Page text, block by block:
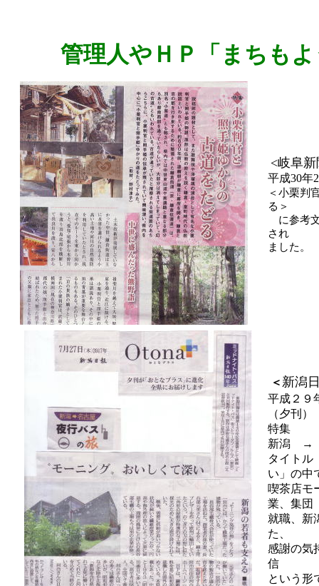
管理人やＨＰ「まちも
<岐阜新
平成30年
＜小栗判
る＞
に参考
され
ました。
＜ 新潟
平成２９
（夕刊）
特集
新潟 →
タイトル
い」の中
喫茶店モ
業、集団
就職、新
た、
感謝の気
信
という形